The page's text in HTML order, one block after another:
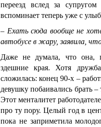
переезд вслед за
вспоминает теперь уже с
– Ехать сюда вообще не
автобусе в жару, заявила,
Даже не думала, что она,
здешние края. Хотя
сложилась: конец 90-х –
девушку побаивались брать –
Этот менталитет
про ту пору. Целый год в
пока не заприметила